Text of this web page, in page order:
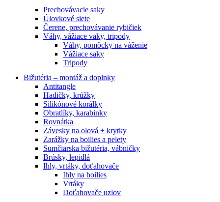
Prechovávacie saky
Úlovkové siete
Čerene, prechovávanie rybičiek
Váhy, vážiace vaky, tripody
Váhy, pomôcky na váženie
Vážiace saky
Tripody
Bižutéria – montáž a doplnky
Antitangle
Hadičky, krúžky
Silikónové korálky
Obratlíky, karabinky
Rovnátka
Závesky na olová + krytky
Zarážky na boilies a pelety
Sumčiarska bižutéria, vábničky
Brúsky, lepidlá
Ihly, vrtáky, doťahovače
Ihly na boilies
Vrtáky
Doťahovače uzlov